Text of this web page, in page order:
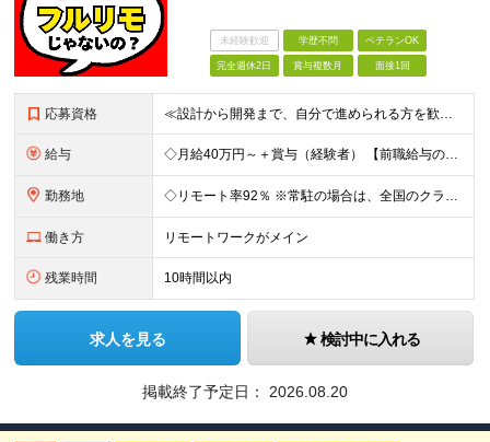
未経験歓迎 学歴不問 ベテランOK
完全週休2日 賞与複数月 面接1回
応募資格 ≪設計から開発まで、自分で進められる方を歓迎します≫ クライアントの要件をもとに、システムの構成や処理の流れを設計し、 そのまま開発まで形にできる方を想定しています。 ◆学歴不問／言語不問／前職の雇
給与 ◇月給40万円～＋賞与（経験者） 【前職給与の総収入額を保証】 ※上記には固定残業代（30時間分／6万7000円～）が含まれています。超過分は時間外手当を別途支給。 ※試用期間3ヶ月（期間中は契約社員
勤務地 ◇リモート率92％ ※常駐の場合は、全国のクライアント案件にアサイン予定（東京・神奈川・埼玉・千葉・愛知・大阪・福岡メイン） 【拠点】 ◆本社／東京都渋谷区道玄坂1丁目10番8号 渋谷道玄坂東急ビル
働き方 リモートワークがメイン
残業時間 10時間以内
求人を見る 検討中に入れる
掲載終了予定日： 2026.08.20